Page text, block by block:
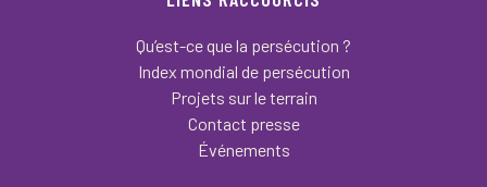
Qu’est-ce que la persécution ?
Index mondial de persécution
Projets sur le terrain
Contact presse
Événements